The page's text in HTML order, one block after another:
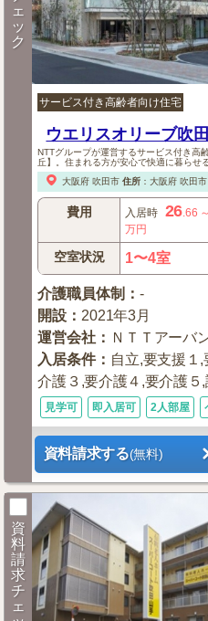
ェ
ッ
ク
サービス付き高齢者向け住宅
ウエリスオリーブ吹
NTTグループが運営するサービス付き高
丘】。住まれる方が安心で快適に暮らせ
大阪府 吹田市 住所： 大阪府 吹田市
費用 入居時 26 .66 ～
万円
空室状況 1〜4室
介護職員体制 ：-
開設 ： 2021年3月
運営会社 ： ＮＴＴアーバ
入居条件： 自立,要支援１
介護３,要介護４,要介護５
見学可 即入居可 2人部屋
資料請求する(無料)
資
料
請
求
チ
ェ